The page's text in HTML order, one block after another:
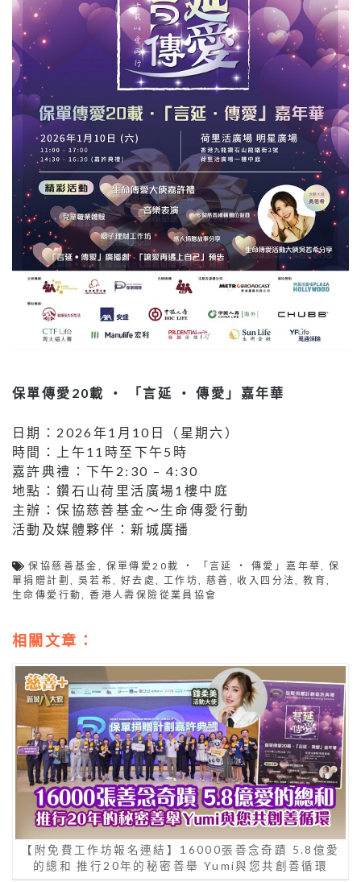
保單傳愛20載 ‧ 「言延 ‧ 傳愛」嘉年華
日期：2026年1月10日（星期六）
時間：上午11時至下午5時
嘉許典禮：下午2:30 – 4:30
地點：鑽石山荷里活廣場1樓中庭
主辦：保協慈善基金～生命傳愛行動
活動及媒體夥伴：新城廣播
保協慈善基金 保單傳愛20載 ‧ 「言延 ‧ 傳愛」嘉年華 ,保
單捐贈計劃
吳若希 好去處 工作坊 慈善 收入四分法 ,教育
生命傳愛行動
,香港人壽保險從業員協會
相關文章：
【附免費工作坊報名連結】16000張善念奇蹟 5.8億愛
的總和 推行20年的秘密善舉 Yumi與您共創善循環